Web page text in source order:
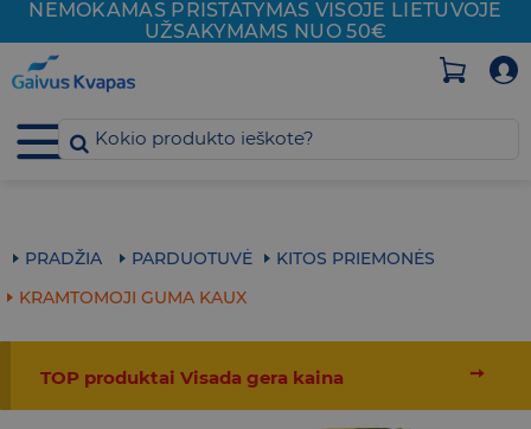
Skip
to
content
NEMOKAMAS PRISTATYMAS VISOJE LIETUVOJE
UŽSAKYMAMS NUO 50€
PRADŽIA PARDUOTUVĖ
KITOS PRIEMONĖS
KRAMTOMOJI GUMA KAUX
➙
TOP produktai Visada gera kaina